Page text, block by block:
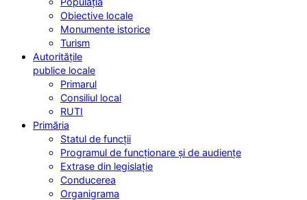
Obiective locale
Monumente istorice
Turism
Autoritățile
publice locale
Primarul
Consiliul local
RUTI
Primăria
Statul de funcții
Programul de funcționare și de audiențe
Extrase din legislație
Conducerea
Organigrama